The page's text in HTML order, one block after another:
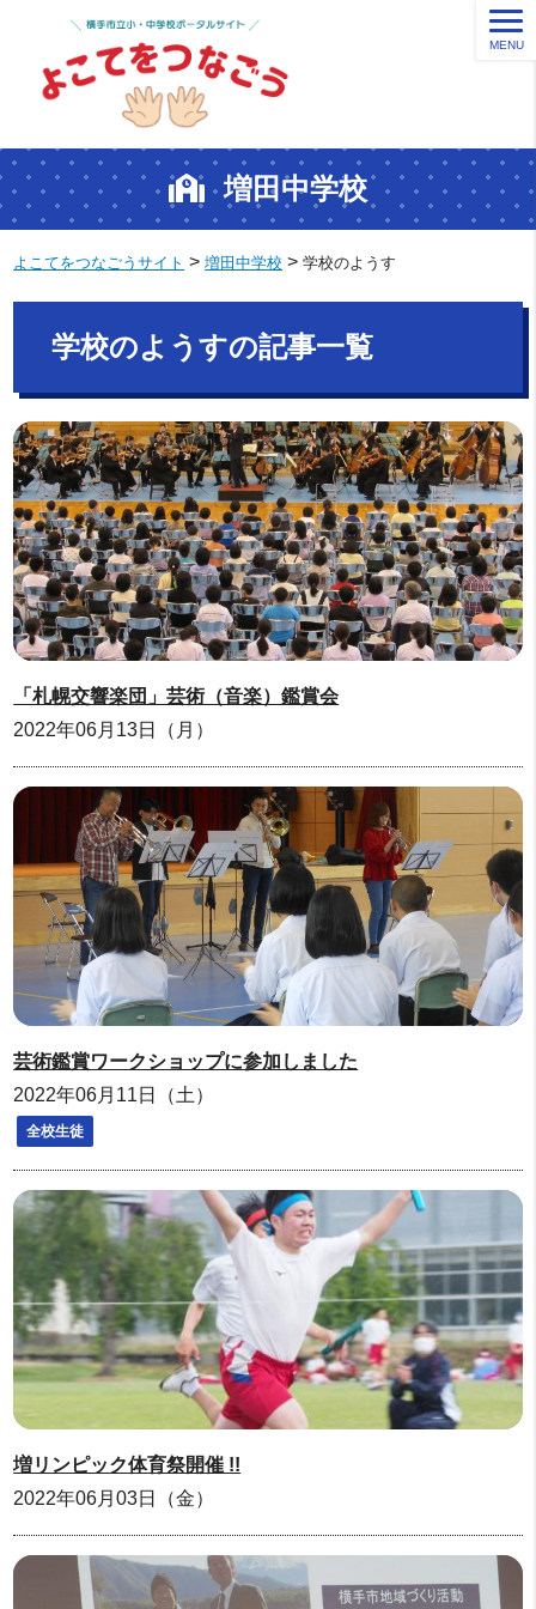
増田中学校
MENU
よこてをつなごうサイト >増田中学校 >学校のようす
学校のようすの記事一覧
「札幌交響楽団」芸術（音楽）鑑賞会
2022年06月13日（月）
芸術鑑賞ワークショップに参加しました
2022年06月11日（土）
全校生徒
増リンピック体育祭開催 !!
2022年06月03日（金）